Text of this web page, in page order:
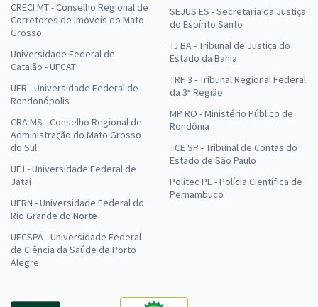
CRECI MT - Conselho Regional de
Corretores de Imóveis do Mato
Grosso
Universidade Federal de
Catalão - UFCAT
UFR - Universidade Federal de
Rondonópolis
CRA MS - Conselho Regional de
Administração do Mato Grosso
do Sul
UFJ - Universidade Federal de
Jataí
UFRN - Universidade Federal do
Rio Grande do Norte
UFCSPA - Universidade Federal
de Ciência da Saúde de Porto
Alegre
SEJUS ES - Secretaria da Justiça
do Espírito Santo
TJ BA - Tribunal de Justiça do
Estado da Bahia
TRF 3 - Tribunal Regional Federal
da 3ª Região
MP RO - Ministério Público de
Rondônia
TCE SP - Tribunal de Contas do
Estado de São Paulo
Politec PE - Polícia Científica de
Pernambuco